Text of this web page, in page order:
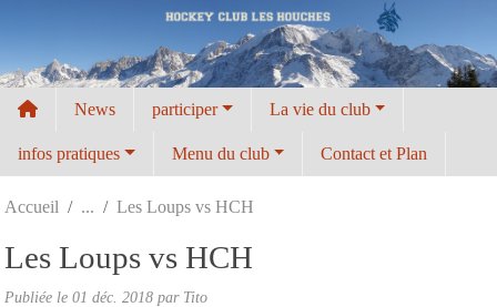
News participer La vie du club
infos pratiques Menu du club Contact et Plan
Accueil Les Loups vs HCH
Les Loups vs HCH
Publiée le 01 déc. 2018 par Tito
Panneau de gestion des cookies